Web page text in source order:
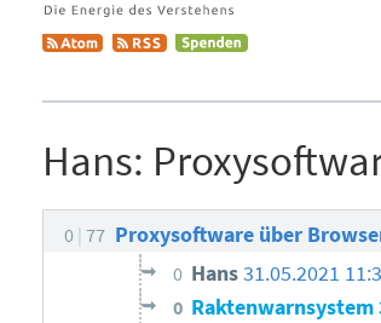
Hans:
0 77 Proxysoftware über
0 Hans31.05.2021
0 Raktenwarnsystem